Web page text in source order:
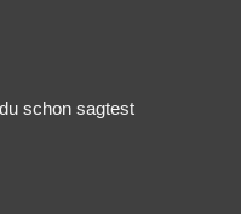
schon sagtest